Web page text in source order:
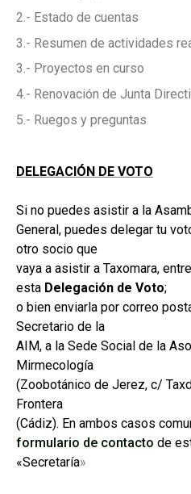
2.- Estado de cuentas
3.- Resumen de actividades
3.- Proyectos en curso
4.- Renovación de Junta
5.- Ruegos y preguntas
DELEGACIÓN DE VOTO
Si no puedes asistir a la
General, puedes delegar tu
otro socio que
vaya a asistir a Taxomara,
esta Delegación de Voto;
o bien enviarla por correo
Secretario de la
AIM, a la Sede Social de la
Mirmecología
(Zoobotánico de Jerez, c/
Frontera
(Cádiz). En ambos casos
formulario de contacto de
«Secretaría»